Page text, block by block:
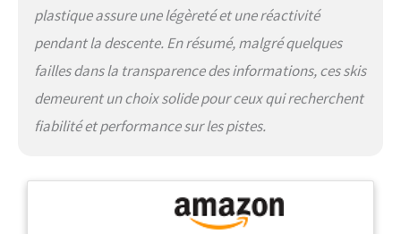
plastique assure une légèreté et une réactivité
pendant la descente. En résumé, malgré quelques
failles dans la transparence des informations, ces skis
demeurent un choix solide pour ceux qui recherchent
fiabilité et performance sur les pistes.